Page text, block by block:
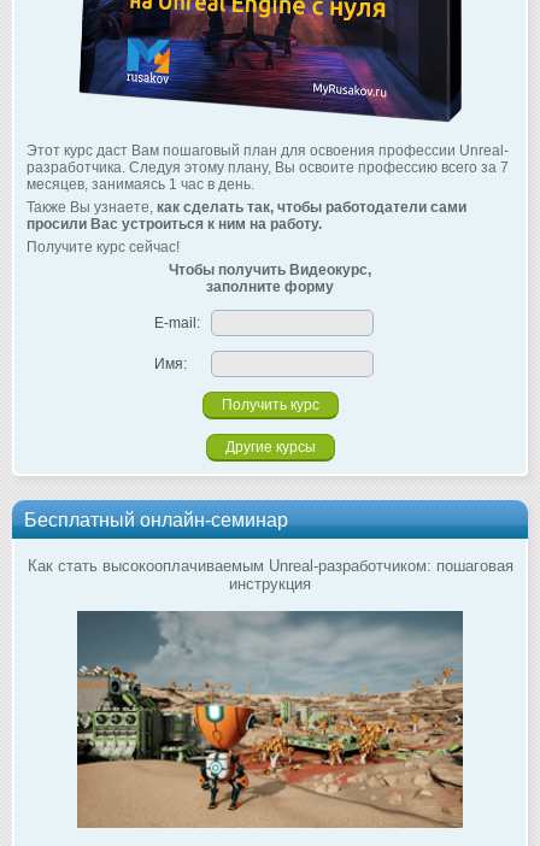
Этот курс даст Вам пошаговый план для освоения профессии Unreal-
разработчика. Следуя этому плану, Вы освоите профессию всего за 7
месяцев, занимаясь 1 час в день.
Также Вы узнаете, как сделать так, чтобы работодатели сами
просили Вас устроиться к ним на работу.
Получите курс сейчас!
Чтобы получить Видеокурс,
заполните форму
E-mail:
Имя:
Другие курсы
Бесплатный онлайн-семинар
Как стать высокооплачиваемым Unreal-разработчиком: пошаговая
инструкция